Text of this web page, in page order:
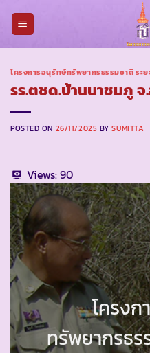
โครงการอนุรักษ์ทรัพยากรธรรมชาติ ระย
รร.ตชด.บ้านนาชมภู จ
POSTED ON 26/11/2025 BYSUMITTA
Views:90
โครง
ทรัพยากรธร